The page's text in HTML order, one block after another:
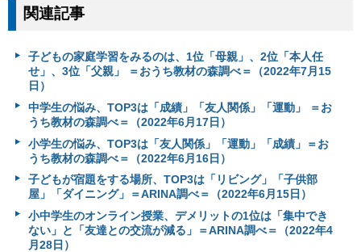
関連記事
子どもの家庭学習をみるのは、1位「母親」、2位「本人任
せ」、3位「父親」 ＝おうち教材の森調べ＝（2022年7月15
日）
中学生の悩み、TOP3は「成績」「友人関係」「運動」 ＝お
うち教材の森調べ＝（2022年6月17日）
小学生の悩み、TOP3は「友人関係」「運動」「成績」＝お
うち教材の森調べ＝（2022年6月16日）
子どもが宿題をする場所、TOP3は「リビング」「子供部
屋」「ダイニング」＝ARINA調べ＝（2022年6月15日）
小中学生のオンライン授業、デメリットの1位は「集中でき
ない」と「友達との交流が減る」＝ARINA調べ＝（2022年4
月28日）